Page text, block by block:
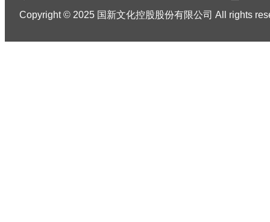
Copyright © 2025 国新文化控股股份有限公司 All rights